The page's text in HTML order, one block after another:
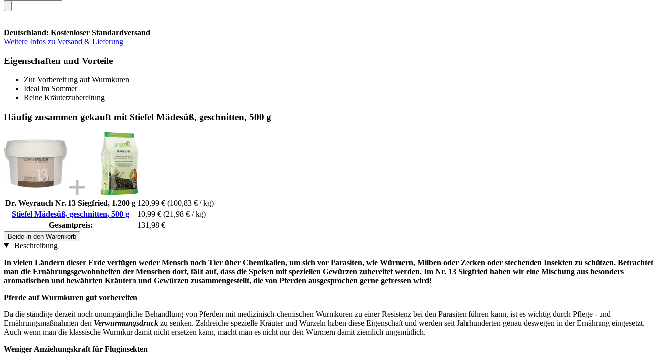
Deutschland: Kostenloser Standardversand
Weitere Infos zu Versand & Lieferung
Eigenschaften und Vorteile
Zur Vorbereitung auf Wurmkuren
Ideal im Sommer
Reine Kräuterzubereitung
Häufig zusammen gekauft mit Stiefel Mädesüß, geschnitten, 500 g
Dr. Weyrauch Nr. 13 Siegfried, 1.200 g 120,99 € (100,83 € / kg)
Stiefel Mädesüß, geschnitten, 500 g
10,99 € (21,98 € / kg)
Gesamtpreis:
131,98 €
Beide in den Warenkorb
Beschreibung
In vielen Ländern dieser Erde verfügen weder Mensch noch Tier über Chemikalien, um sich vor Parasiten, wie Würmern, Milben oder Zecken oder stechenden Insekten zu schützen. Betrachtet
man die Ernährungsgewohnheiten der Menschen dort, fällt auf, dass die Speisen mit speziellen Gewürzen zubereitet werden. Im Nr. 13 Siegfried haben wir eine Mischung aus besonders
aromatischen und bewährten Kräutern und Gewürzen zusammengestellt, die von Pferden ausgesprochen gerne gefressen wird!
Pferde auf Wurmkuren gut vorbereiten
Da die ständige derzeit noch unumgängliche Behandlung von Pferden mit medizinisch-chemischen Wurmkuren zu einer Resistenz bei den Parasiten führen kann, ist es wichtig durch Pflege - und
Ernährungsmaßnahmen den Verwurmungsdruck zu senken. Zahlreiche spezielle Kräuter und Wurzeln haben diese Eigenschaft und werden seit Jahrhunderten genau deswegen in der Ernährung eingesetzt.
Auch wenn man die klassische Wurmkur damit nicht ersetzen kann, macht man es nicht nur den Würmern damit ziemlich ungemütlich.
Weniger Anziehungskraft für Fluginsekten